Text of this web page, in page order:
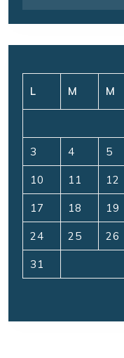
L M M
3 4 5
10 11 12
17 18 19
24 25 26
31